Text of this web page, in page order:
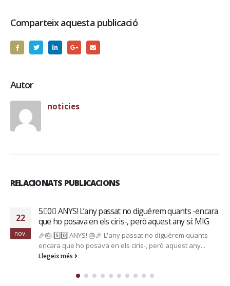
Comparteix aquesta publicació
Autor
noticies
RELACIONATS PUBLICACIONS
16
gen.
𝐏𝐫𝐞𝐬𝐞𝐧𝐭𝐚𝐜𝐢𝐨́ 𝐩𝐫𝐢𝐦𝐞𝐫 𝐞𝐪𝐮𝐢𝐩
🙌🏼 𝐏𝐫𝐞𝐬𝐞𝐧𝐭𝐚𝐜𝐢𝐨́ 𝐩𝐫𝐢𝐦𝐞𝐫 𝐞𝐪𝐮𝐢𝐩 🙌🏼 Source
Llegeix més